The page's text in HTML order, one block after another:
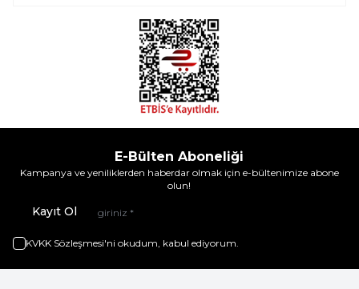
E-Bülten Aboneliği
Kampanya ve yeniliklerden haberdar olmak için e-bültenimize abone
olun!
Kayıt Ol
KVKK Sözleşmesi'ni okudum, kabul ediyorum.